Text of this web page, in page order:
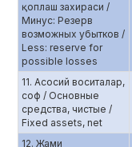
қоплаш захираси /
Минус: Резерв
возможных убытков /
Less: reserve for
possible losses
11. Асосий воситалар,
соф / Основные
средства, чистые /
Fixed assets, net
12. Жами